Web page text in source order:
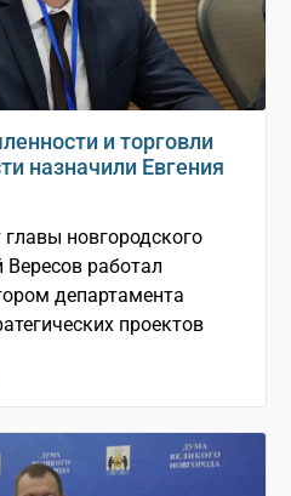
и торговли
назначили Евгения
новгородского
работал
департамента
проектов